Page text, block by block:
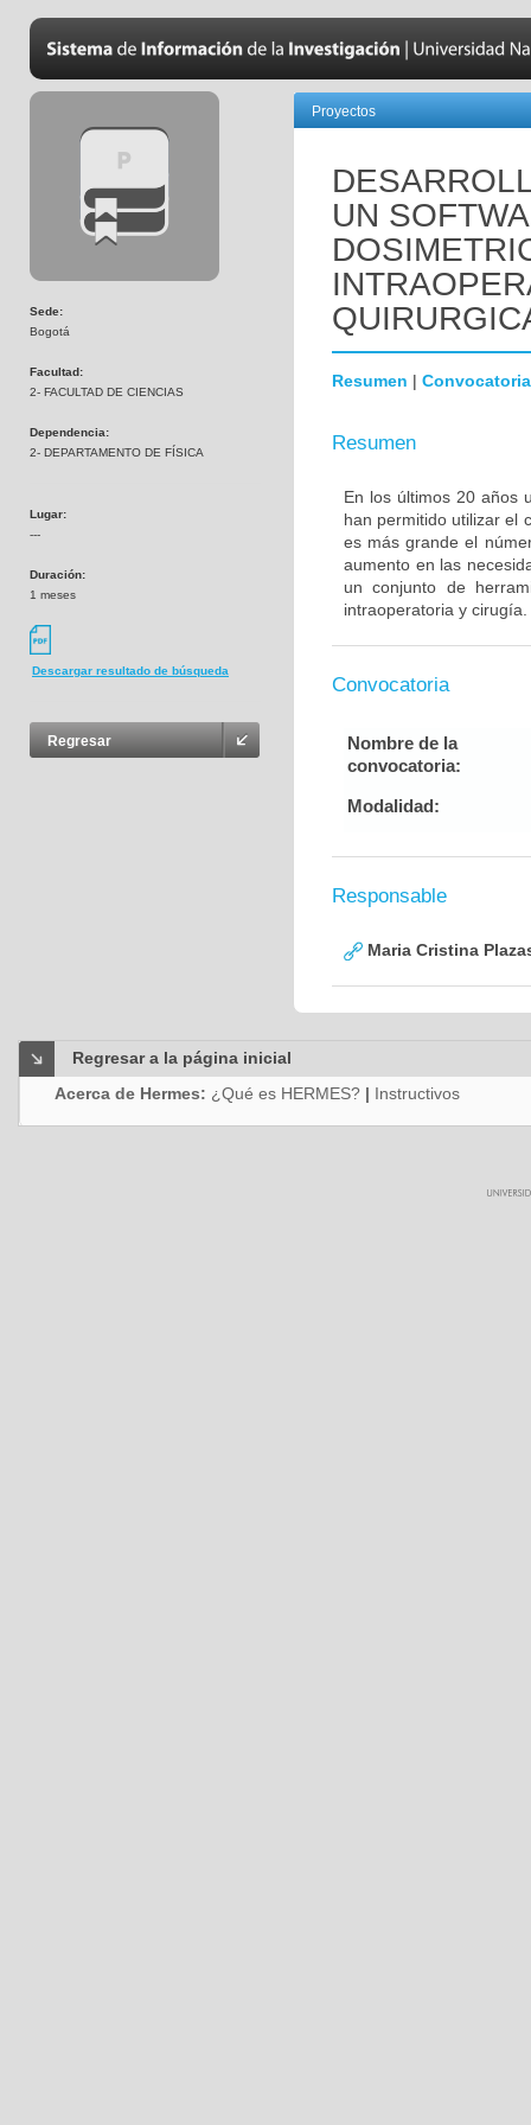
Sede:
Bogotá
Facultad:
2- FACULTAD DE CIENCIAS
Dependencia:
2- DEPARTAMENTO DE FÍSICA
Lugar:
---
Duración:
1 meses
Descargar resultado de búsqueda
Regresar
Proyectos
UN
Resumen | Convocatoria
Resumen
En los últimos 20 años
han permitido utilizar el
es más grande el
aumento en las
un conjunto de
intraoperatoria y cirugía.
Convocatoria
Nombre de la
convocatoria:
Modalidad:
Responsable
Maria Cristina
Regresar a la página inicial
Acerca de Hermes: ¿Qué es HERMES? | Instructivos